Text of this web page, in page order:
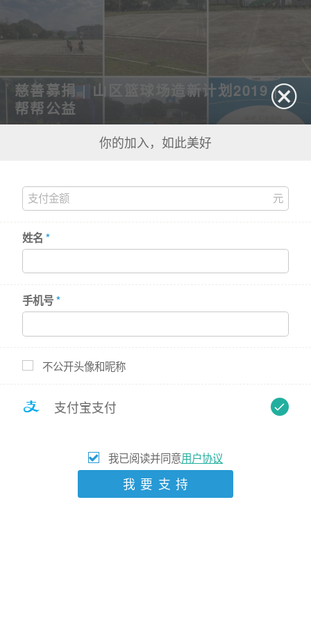
慈善募捐 | 山区篮球场造新计划2019 |
帮帮公益
备案到期时间：2026-12-31
已筹 人次
爱心人士 支持10元
详情 进度
一、项目详情
学校建造标准球场并完善配套设施，为乡村儿童及青少年体育教育提供必要条件。每一个公益球场的
落成，都需要经过提交申请、考察评估、确定施工方案、落地捐建、后期维护等捐建流程，确保公益
球场能够在当地得到广泛使用及充分爱护。
你的加入，如此美好
姓名 *
手机号*
不公开头像和昵称
支付宝支付
我已阅读并同意用户协议
我要支持